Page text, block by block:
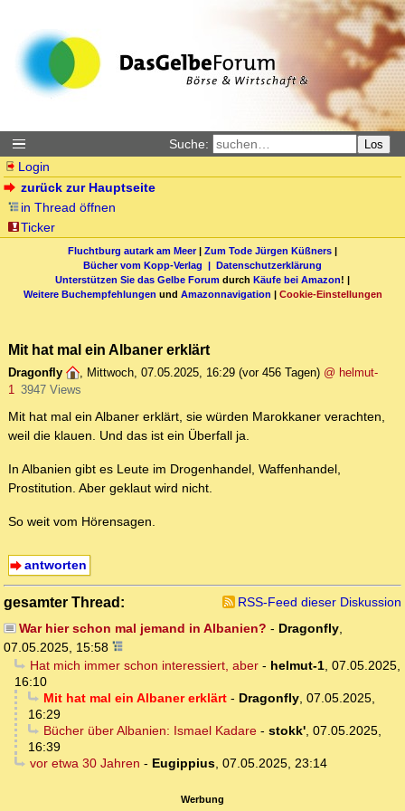
Suche: Los
Login
zurück zur Hauptseite
in Thread öffnen
Ticker
Fluchtburg autark am Meer| Zum Tode Jürgen Küßners |
Bücher vom Kopp-Verlag | Datenschutzerklärung
Unterstützen Sie das Gelbe Forum durch Käufe bei Amazon! |
Weitere Buchempfehlungen und Amazonnavigation | Cookie-Einstellungen
Mit hat mal ein Albaner erklärt
Dragonfly , Mittwoch, 07.05.2025, 16:29 (vor 456 Tagen) @ helmut-
1 3947 Views
Mit hat mal ein Albaner erklärt, sie würden Marokkaner verachten,
weil die klauen. Und das ist ein Überfall ja.
In Albanien gibt es Leute im Drogenhandel, Waffenhandel,
Prostitution. Aber geklaut wird nicht.
So weit vom Hörensagen.
antworten
gesamter Thread:
RSS-Feed dieser Diskussion
War hier schon mal jemand in Albanien? - Dragonfly,
07.05.2025, 15:58
Hat mich immer schon interessiert, aber- helmut-1, 07.05.2025,
16:10
Mit hat mal ein Albaner erklärt- Dragonfly, 07.05.2025,
16:29
Bücher über Albanien: Ismael Kadare- stokk', 07.05.2025,
16:39
vor etwa 30 Jahren - Eugippius, 07.05.2025, 23:14
Werbung